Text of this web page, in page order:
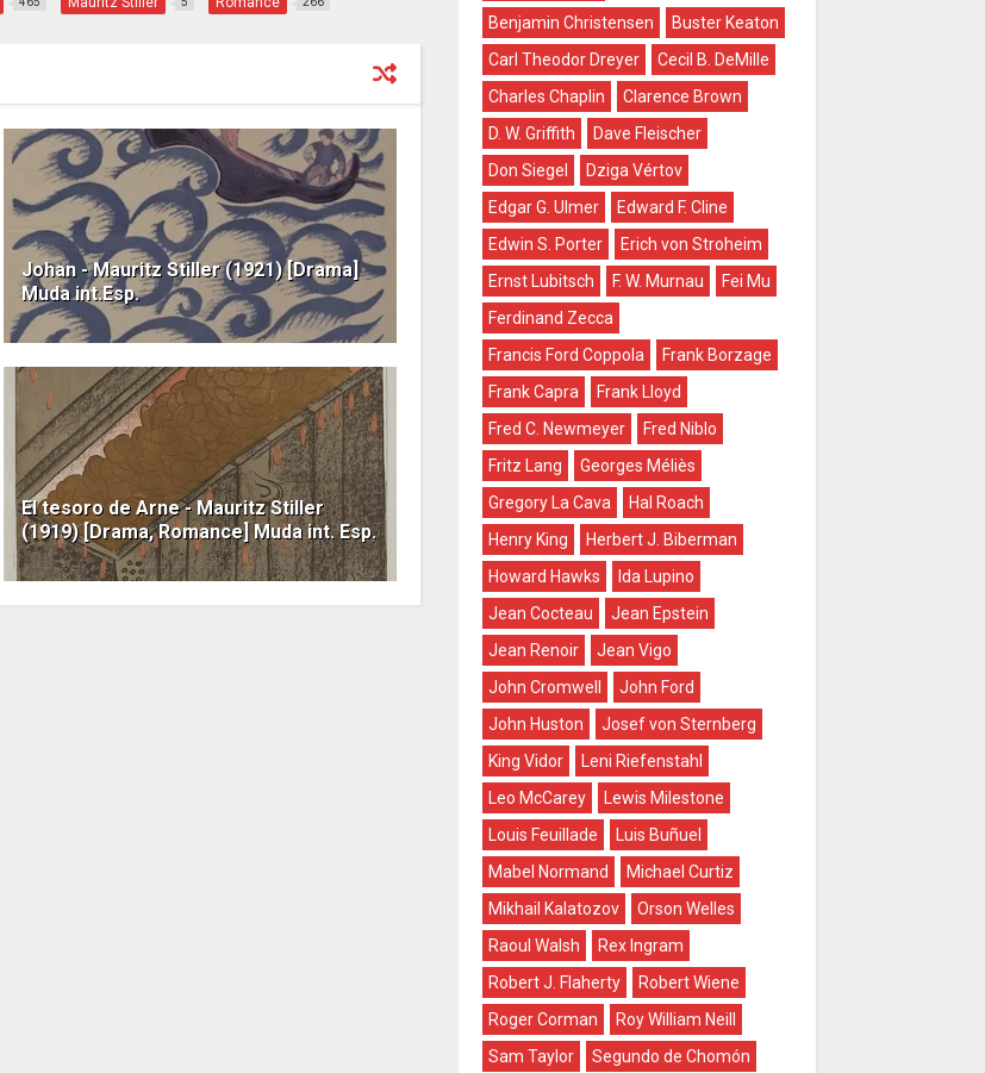
Johan - Mauritz Stiller (1921) [Drama]
Muda int.Esp.
El tesoro de Arne - Mauritz Stiller
(1919) [Drama, Romance] Muda int. Esp.
Benjamin Christensen
Buster Keaton
Carl Theodor Dreyer
Cecil B. DeMille
Charles Chaplin
Clarence Brown
D. W. Griffith
Dave Fleischer
Don Siegel
Dziga Vértov
Edgar G. Ulmer
Edward F. Cline
Edwin S. Porter
Erich von Stroheim
Ernst Lubitsch
F. W. Murnau
Fei Mu
Ferdinand Zecca
Francis Ford Coppola
Frank Borzage
Frank Capra
Frank Lloyd
Fred C. Newmeyer
Fred Niblo
Fritz Lang
Georges Méliès
Gregory La Cava
Hal Roach
Henry King
Herbert J. Biberman
Howard Hawks
Ida Lupino
Jean Cocteau
Jean Epstein
Jean Renoir
Jean Vigo
John Cromwell
John Ford
John Huston
Josef von Sternberg
King Vidor
Leni Riefenstahl
Leo McCarey
Lewis Milestone
Louis Feuillade
Luis Buñuel
Mabel Normand
Michael Curtiz
Mikhail Kalatozov
Orson Welles
Raoul Walsh
Rex Ingram
Robert J. Flaherty
Robert Wiene
Roger Corman
Roy William Neill
Sam Taylor
Segundo de Chomón